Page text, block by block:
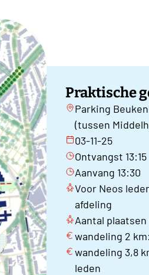
Praktische
Parking
(tussen
03-11-25
Ontvangst 13:15
Aanvang 13:30
Voor Neos
afdeling
Aantal
wandeling 2
wandeling 3,8
leden